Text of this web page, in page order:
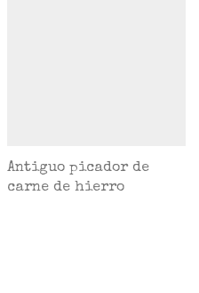
Antiguo picador de
carne de hierro